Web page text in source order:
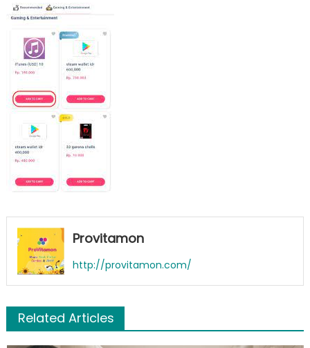
Provitamon
http://provitamon.com/
Related Articles